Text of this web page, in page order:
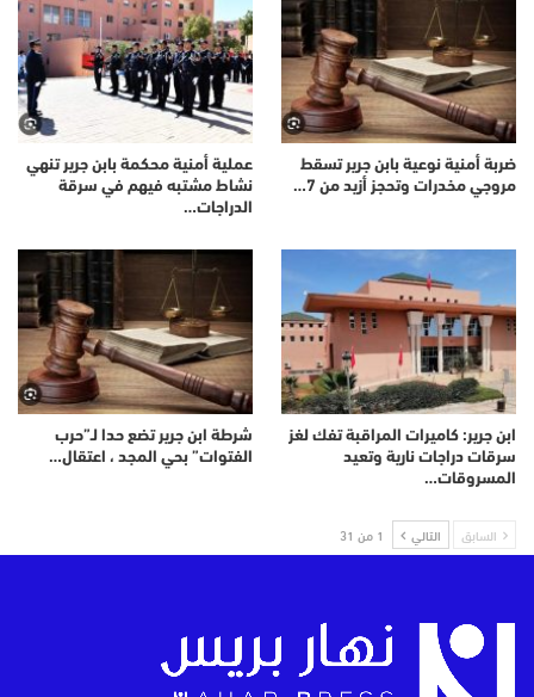
ضربة أمنية نوعية بابن جرير تسقط
مروجي مخدرات وتحجز أزيد من 7…
عملية أمنية محكمة بابن جرير تنهي
نشاط مشتبه فيهم في سرقة
الدراجات…
ابن جرير: كاميرات المراقبة تفك لغز
سرقات دراجات نارية وتعيد
المسروقات…
شرطة ابن جرير تضع حدا لـ”حرب
الفتوات” بحي المجد ، اعتقال…
السابق التالي 1 من 31